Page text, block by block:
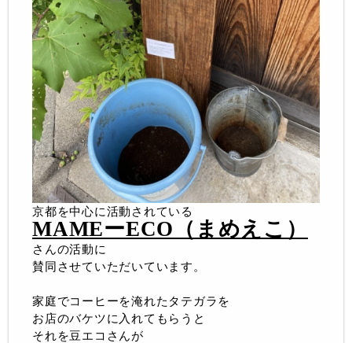
京都を中心に活動されている
MAMEーECO（まめえこ）
さんの活動に
賛同させていただいています。
家庭でコーヒーを淹れたタテガラを
お店のバケツに入れてもらうと
それを豆エコさんが